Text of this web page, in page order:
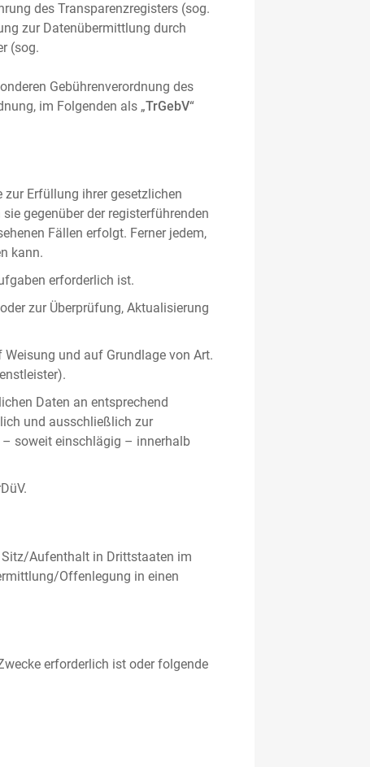
des Transparenzregisters (sog.
zur Datenübermittlung durch
(sog.
Gebührenverordnung des
im Folgenden als „TrGebV“
zur Erfüllung ihrer gesetzlichen
gegenüber der registerführenden
Fällen erfolgt. Ferner jedem,
kann.
erforderlich ist.
zur Überprüfung, Aktualisierung
und auf Grundlage von Art.
Daten an entsprechend
und ausschließlich zur
soweit einschlägig – innerhalb
Sitz/Aufenthalt in Drittstaaten im
Offenlegung in einen
erforderlich ist oder folgende